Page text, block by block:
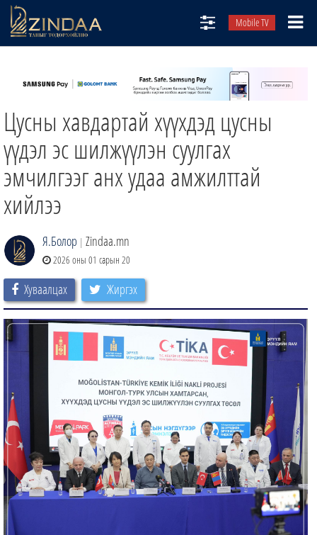
Mobile TV
ТВ8
ӨГЛӨӨНИЙ СОНИН
АУДИО ЗОХИОЛ
ЗИНДАА СЭТГҮҮЛ
Цусны хавдартай хүүхдэд цусны
үүдэл эс шилжүүлэн суулгах
эмчилгээг анх удаа амжилттай
хийлээ
Я.Болор | Zindaa.mn
2026 оны 01 сарын 20
Хуваалцах Жиргэх